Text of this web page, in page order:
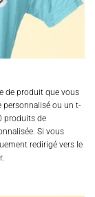
page
du
de produit que vous
personnalisé ou un t-
produits de
Si vous
redirigé vers le